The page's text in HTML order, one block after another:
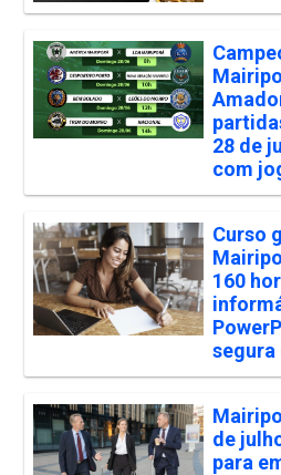
28 de
com
Curso
160
segura
de
para